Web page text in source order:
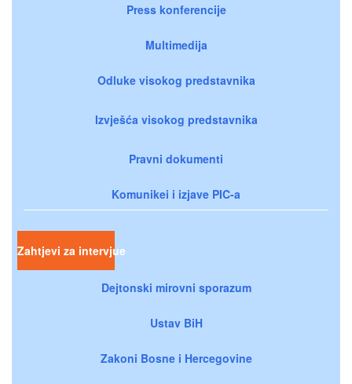
Press konferencije
Multimedija
Odluke visokog predstavnika
Izvješća visokog predstavnika
Pravni dokumenti
Komunikei i izjave PIC-a
Zahtjevi za intervjue
Dejtonski mirovni sporazum
Ustav BiH
Zakoni Bosne i Hercegovine